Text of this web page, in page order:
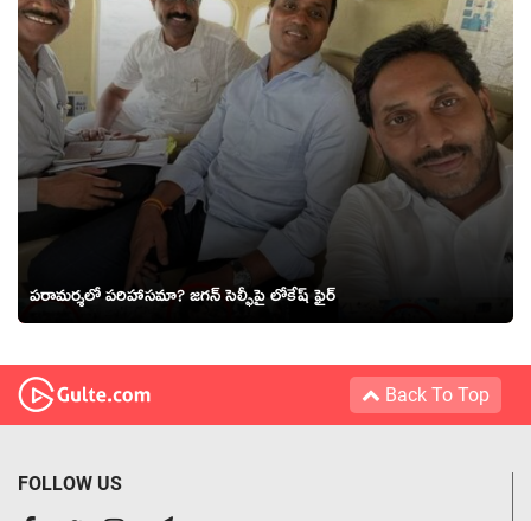
పరామర్శలో పరిహాసమా? జగన్ సెల్ఫీపై లోకేష్ ఫైర్
Back To Top
FOLLOW US